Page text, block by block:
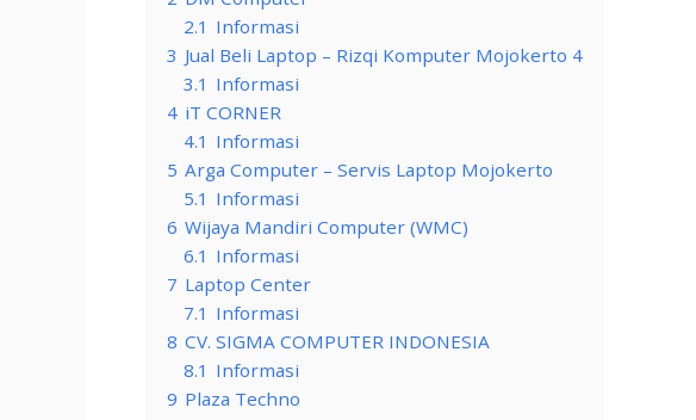
2.1 Informasi
3 Jual Beli Laptop – Rizqi Komputer Mojokerto 4
3.1 Informasi
4 iT CORNER
4.1 Informasi
5 Arga Computer – Servis Laptop Mojokerto
5.1 Informasi
6 Wijaya Mandiri Computer (WMC)
6.1 Informasi
7 Laptop Center
7.1 Informasi
8 CV. SIGMA COMPUTER INDONESIA
8.1 Informasi
9 Plaza Techno